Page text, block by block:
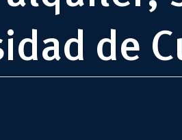
de